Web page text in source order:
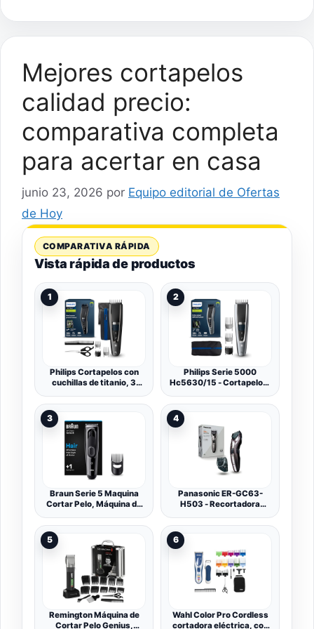
Mejores cortapelos
calidad precio:
comparativa completa
para acertar en casa
junio 23, 2026 por Equipo editorial de Ofertas
de Hoy
COMPARATIVA RÁPIDA
Vista rápida de productos
1
Philips Cortapelos con
cuchillas de titanio, 3
de longitud, 90 min de uso
sin cable, Incluye funda de
viaje, Color Negro
2
Philips Serie 5000
Hc5630/15 - Cortapelos,
Para Estilo Deseado, 90
Min de Uso Sin Cable,
Incluye 3 Peines-Guía y
Funda
3
Braun Serie 5 Maquina
Cortar Pelo, Máquina de
Pelo, Cortapelos para
Hombres con 9 Ajustes
de Longitud, HC5310
4
Panasonic ER-GC63-
H503 - Recortadora
para barba, cabello y
cuerpo, 39 ajustes, con o
sin cable, limpieza fácil,
acero inoxidable, negro,
Talla única
5
Remington Máquina de
Cortar Pelo Genius,
6
Wahl Color Pro Cordless
cortadora eléctrica, con